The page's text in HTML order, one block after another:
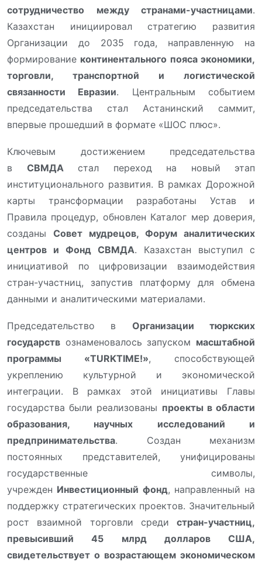
сотрудничество между странами-участницами.
Казахстан инициировал стратегию развития
Организации до 2035 года, направленную на
формирование континентального пояса экономики,
торговли, транспортной и логистической
связанности Евразии. Центральным событием
председательства стал Астанинский саммит,
впервые прошедший в формате «ШОС плюс».
Ключевым достижением председательства
в СВМДА стал переход на новый этап
институционального развития. В рамках Дорожной
карты трансформации разработаны Устав и
Правила процедур, обновлен Каталог мер доверия,
созданы Совет мудрецов, Форум аналитических
центров и Фонд СВМДА. Казахстан выступил с
инициативой по цифровизации взаимодействия
стран-участниц, запустив платформу для обмена
данными и аналитическими материалами.
Председательство в Организации тюркских
государств ознаменовалось запуском масштабной
программы «TURKTIME!», способствующей
укреплению культурной и экономической
интеграции. В рамках этой инициативы Главы
государства были реализованы проекты в области
образования, научных исследований и
предпринимательства. Создан механизм
постоянных представителей, унифицированы
государственные символы,
учрежден Инвестиционный фонд, направленный на
поддержку стратегических проектов. Значительный
рост взаимной торговли среди стран-участниц,
превысивший 45 млрд долларов США,
свидетельствует о возрастающем экономическом